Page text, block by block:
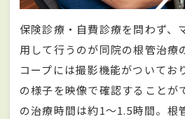
保険診療・自費診療を問わず、
用して行うのが同院の根管治療
コープには撮影機能がついてお
の様子を映像で確認することが
の治療時間は約1～1.5時間。根